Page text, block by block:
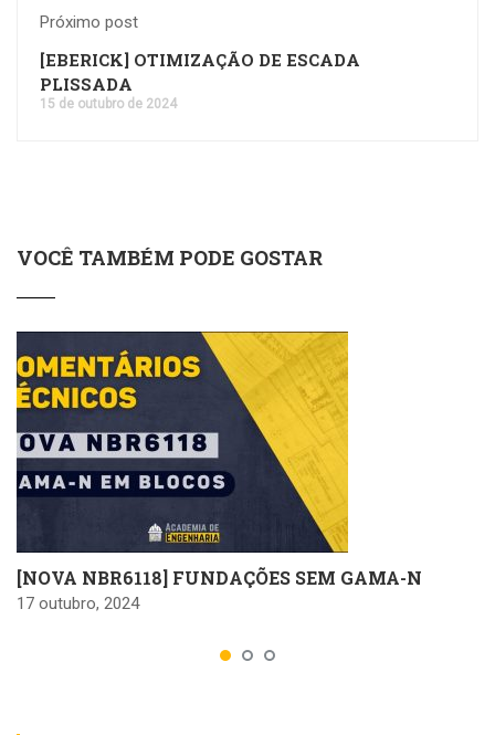
Próximo post
[EBERICK] OTIMIZAÇÃO DE ESCADA
PLISSADA
15 de outubro de 2024
VOCÊ TAMBÉM PODE GOSTAR
[NOVA NBR6118] FUNDAÇÕES SEM GAMA-N
17 outubro, 2024